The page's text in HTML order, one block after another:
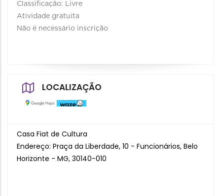
Classificação: Livre
Atividade gratuita
Não é necessário inscrição
LOCALIZAÇÃO
Casa Fiat de Cultura
Endereço: Praça da Liberdade, 10 - Funcionários, Belo
Horizonte - MG, 30140-010